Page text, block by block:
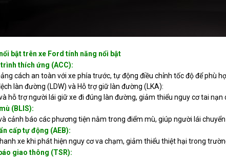
bật trên xe Ford tính năng nổi bật
thích ứng (ACC):
cách an toàn với xe phía trước, tự động điều chỉnh tốc độ để phù
làn đường (LDW) và Hỗ trợ giữ làn đường (LKA):
hỗ trợ người lái giữ xe đi đúng làn đường, giảm thiểu nguy cơ tai nạn
(BLIS):
cảnh báo các phương tiện nằm trong điểm mù, giúp người lái chuyển
cấp tự động (AEB):
xe khi phát hiện nguy cơ va chạm, giảm thiểu thiệt hại trong
giao thông (TSR):